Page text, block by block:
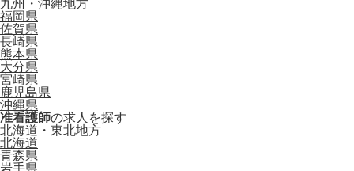
九州・沖縄地方
福岡県
佐賀県
長崎県
熊本県
大分県
宮崎県
鹿児島県
沖縄県
准看護師の求人を探す
北海道・東北地方
北海道
青森県
岩手県